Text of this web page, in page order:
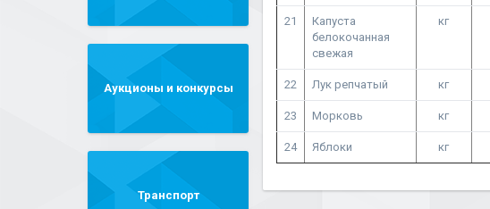
Аукционы и конкурсы
Транспорт
21
Капуста
белокочанная
свежая
кг
22 Лук репчатый кг
23 Морковь кг
24 Яблоки кг